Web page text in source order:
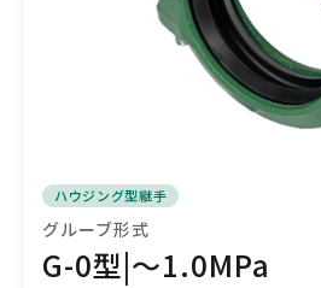
ハウジング型継手
グルーブ形式
G-0型|～1.0MPa